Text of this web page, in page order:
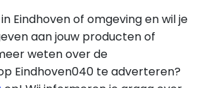
Eindhoven of omgeving en wil je
aan jouw producten of
weten over de
Eindhoven040 te adverteren?